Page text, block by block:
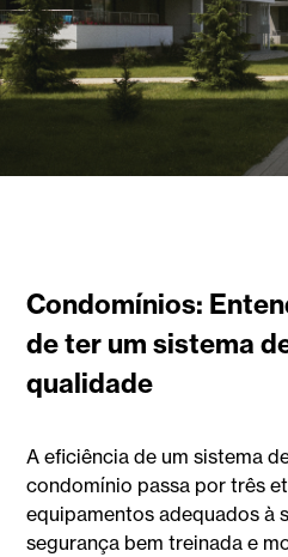
Condomínios:
de ter um sistema
qualidade
A eficiência de um sistema
condomínio passa por três
equipamentos adequados à
segurança bem treinada e